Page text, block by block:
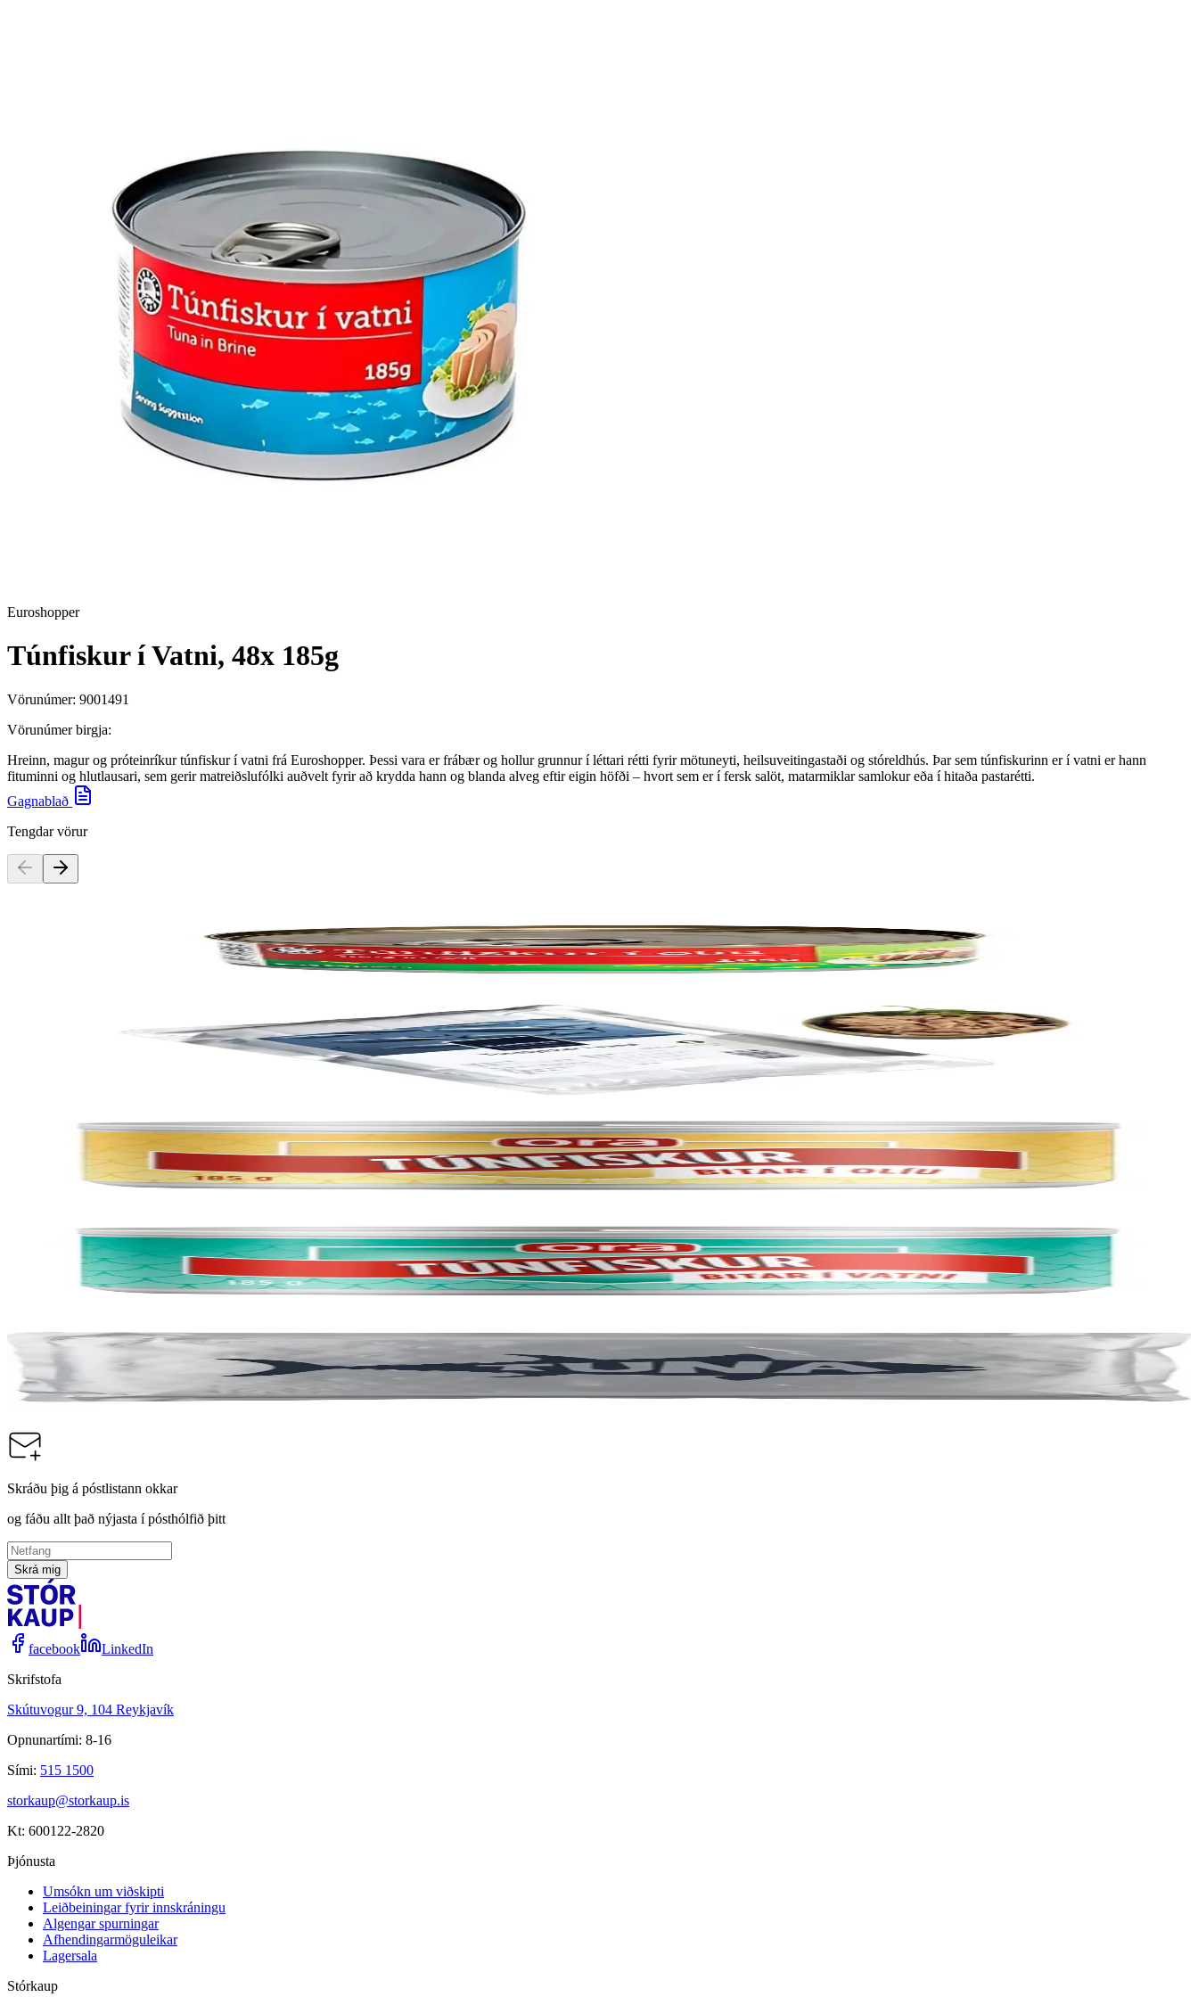
Euroshopper
Túnfiskur í Vatni, 48x 185g
Vörunúmer: 9001491
Vörunúmer birgja:
Hreinn, magur og próteinríkur túnfiskur í vatni frá Euroshopper. Þessi vara er frábær og hollur grunnur í léttari rétti fyrir mötuneyti, heilsuveitingastaði og stóreldhús. Þar sem túnfiskurinn er í vatni er hann
fituminni og hlutlausari, sem gerir matreiðslufólki auðvelt fyrir að krydda hann og blanda alveg eftir eigin höfði – hvort sem er í fersk salöt, matarmiklar samlokur eða í hitaða pastarétti.
Gagnablað
Tengdar vörur
Túnfiskur í Olíu, 48x 185g
Túnfiskur í Vatni, 12x 1kg
Túnfiskur í olíu, 24x 185g
Túnfiskur í vatni, 24x 185g
Thai Union
Túnfiskur, skipjack í flögum með grænmetissoði, 240x3kg
Vörunúmer:9002752
Skráðu þig á póstlistann okkar
og fáðu allt það nýjasta í pósthólfið þitt
Skrá mig
facebook
LinkedIn
Skrifstofa
Skútuvogur 9, 104 Reykjavík
Opnunartími: 8-16
Sími: 515 1500
storkaup@storkaup.is
Kt: 600122-2820
Þjónusta
Umsókn um viðskipti
Leiðbeiningar fyrir innskráningu
Algengar spurningar
Afhendingarmöguleikar
Lagersala
Stórkaup